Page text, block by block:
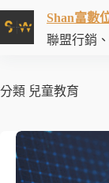
Shan富數
聯盟行銷
分類 兒童教育